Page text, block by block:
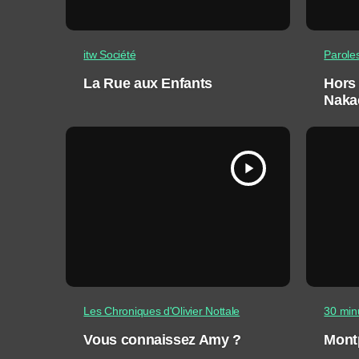
itw Société
La Rue aux Enfants
Hors
play_arrow
Les Chroniques d'Olivier Nottale
Vous connaissez Amy ?
30